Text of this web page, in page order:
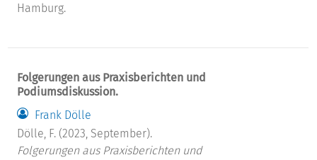
Hamburg.
Folgerungen aus Praxisberichten und
Podiumsdiskussion.
Frank Dölle
Dölle, F. (2023, September).
Folgerungen aus Praxisberichten und